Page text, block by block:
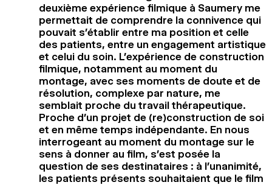
deuxième expérience filmique à Saumery me
permettait de comprendre la connivence qui
pouvait s’établir entre ma position et celle
des patients, entre un engagement artistique
et celui du soin. L’expérience de construction
filmique, notamment au moment du
montage, avec ses moments de doute et de
résolution, complexe par nature, me
semblait proche du travail thérapeutique.
Proche d’un projet de (re)construction de soi
et en même temps indépendante. En nous
interrogeant au moment du montage sur le
sens à donner au film, s’est posée la
question de ses destinataires : à l’unanimité,
les patients présents souhaitaient que le film